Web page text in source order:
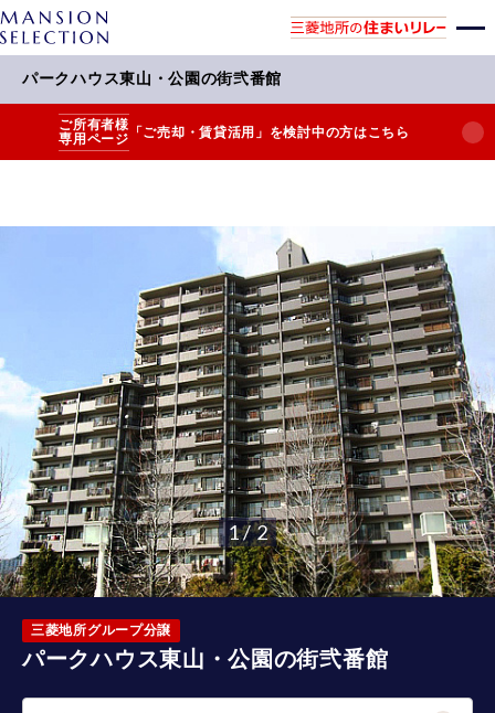
パークハウス東山・公園の街弐番館
ご所有者様
専用ページ 「ご売却・賃貸活用」を検討中の方はこちら
1 / 2
三菱地所グループ分譲
パークハウス東山・公園の街弐番館